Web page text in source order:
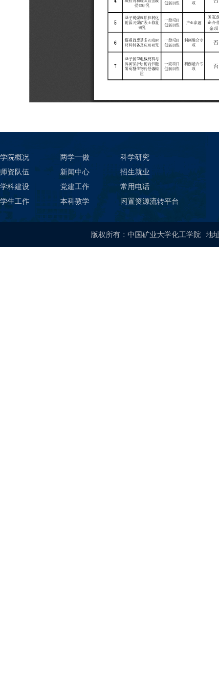
学院概况 两学一做
科学研究
师资队伍
新闻中心
招生就业
学科建设
党建工作
常用电话
学生工作
本科教学 闲置资源流转平台
版权所有：中国矿业大学化工学院 地